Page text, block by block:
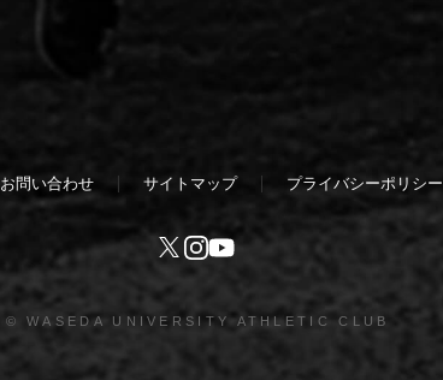
お問い合わせ サイトマップ プライバシーポリシー
Instagram
© WASEDA UNIVERSITY ATHLETIC CLUB